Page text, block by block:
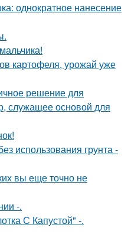
однократное нанесение
картофеля, урожай уже
решение для
служащее основой для
использования грунта -
вы еще точно не
-.
С Капустой" -.